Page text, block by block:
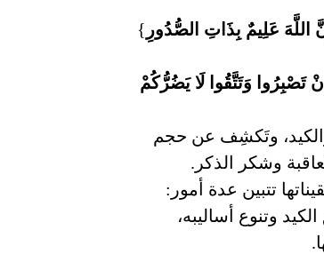
اللَّهَ عَلِيمٌ بِذَاتِ الصُّدُورِ }
وَتَتَّقُوا لَا يَضُرُّكُمْ
وتَكشِف عن حجم
وشكر الذكر.
تتبين عدة أمور:
وتنوع أساليبه،